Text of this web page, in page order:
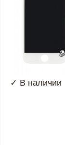
✓ В наличии